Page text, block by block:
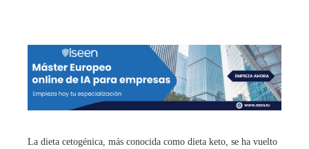
La dieta cetogénica, más conocida como dieta keto, se ha vuelto